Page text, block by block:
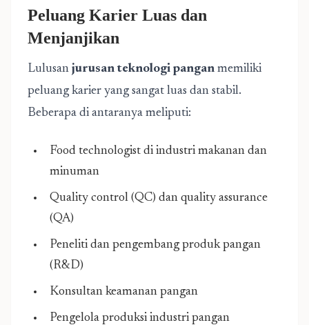
Peluang Karier Luas dan
Menjanjikan
Lulusan jurusan teknologi pangan memiliki
peluang karier yang sangat luas dan stabil.
Beberapa di antaranya meliputi:
Food technologist di industri makanan dan
minuman
Quality control (QC) dan quality assurance
(QA)
Peneliti dan pengembang produk pangan
(R&D)
Konsultan keamanan pangan
Pengelola produksi industri pangan